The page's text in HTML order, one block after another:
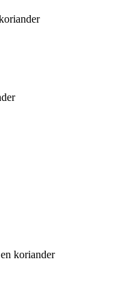
koriander